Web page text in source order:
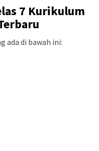
7 Kurikulum
ada di bawah ini: